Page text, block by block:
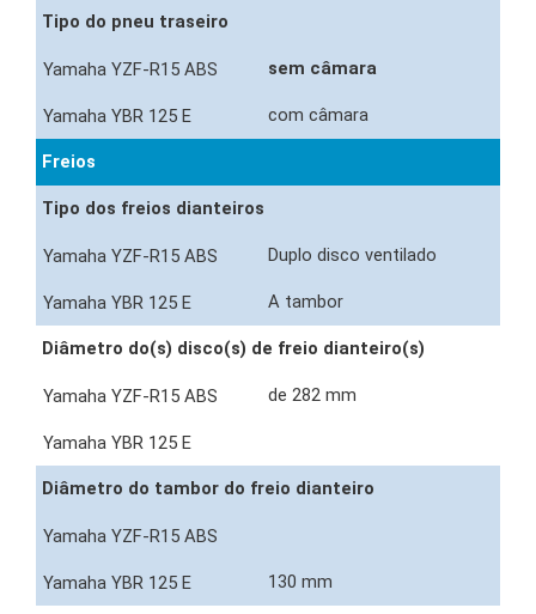
Tipo do pneu traseiro
sem câmara
com câmara
Freios
Tipo dos freios dianteiros
Duplo disco ventilado
A tambor
Diâmetro do(s) disco(s) de freio dianteiro(s)
de 282 mm
Diâmetro do tambor do freio dianteiro
130 mm